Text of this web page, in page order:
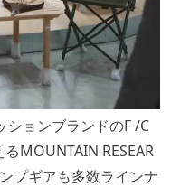
ションブランドのF /C
MOUNTAIN RESEAR
プギアも多数ラインナ